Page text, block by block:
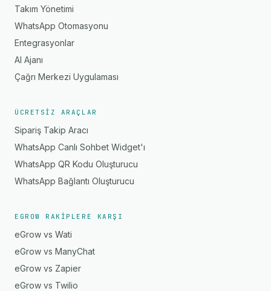
Takım Yönetimi
WhatsApp Otomasyonu
Entegrasyonlar
AI Ajanı
Çağrı Merkezi Uygulaması
ÜCRETSIZ ARAÇLAR
Sipariş Takip Aracı
WhatsApp Canlı Sohbet Widget'ı
WhatsApp QR Kodu Oluşturucu
WhatsApp Bağlantı Oluşturucu
EGROW RAKIPLERE KARŞI
eGrow vs Wati
eGrow vs ManyChat
eGrow vs Zapier
eGrow vs Twilio